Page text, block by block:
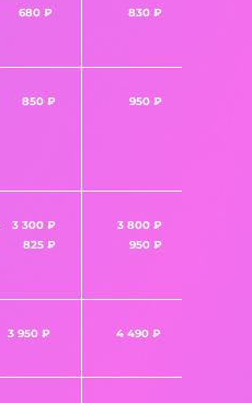
680 ₽ 830 ₽
850 ₽ 950 ₽
3 300 ₽ 3 800 ₽
825 ₽ 950 ₽
3 950 ₽ 4 490 ₽